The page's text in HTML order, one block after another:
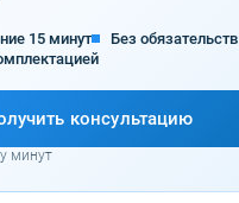
15 минут
Без обязательств
консультацию
минут